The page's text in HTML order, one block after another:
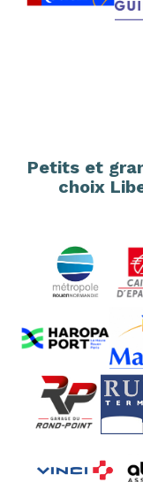
Petits et
choix